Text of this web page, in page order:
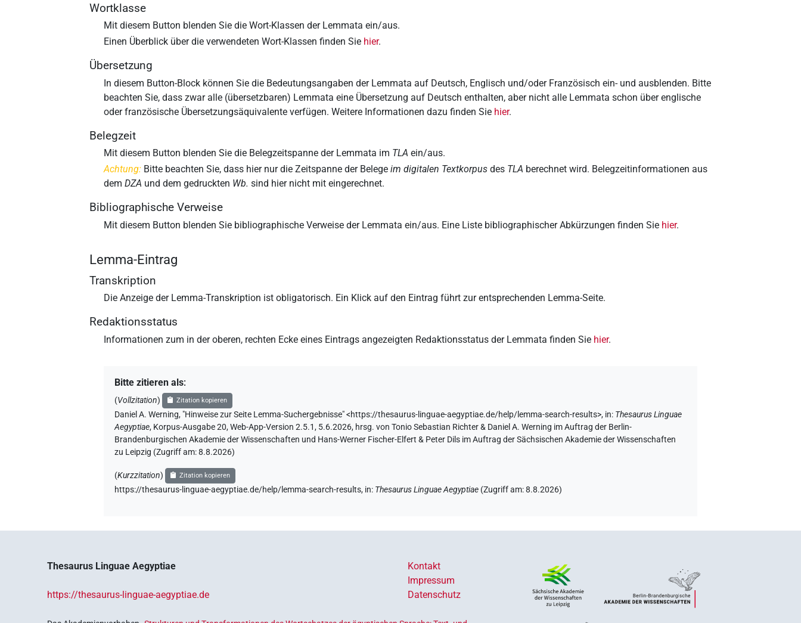
Wortklasse
Mit diesem Button blenden Sie die Wort-Klassen der Lemmata ein/aus.
Einen Überblick über die verwendeten Wort-Klassen finden Sie hier.
Übersetzung
In diesem Button-Block können Sie die Bedeutungsangaben der Lemmata auf Deutsch, Englisch und/oder Französisch ein- und ausblenden. Bitte
beachten Sie, dass zwar alle (übersetzbaren) Lemmata eine Übersetzung auf Deutsch enthalten, aber nicht alle Lemmata schon über englische
oder französische Übersetzungsäquivalente verfügen. Weitere Informationen dazu finden Sie hier.
Belegzeit
Mit diesem Button blenden Sie die Belegzeitspanne der Lemmata im TLA ein/aus.
Achtung: Bitte beachten Sie, dass hier nur die Zeitspanne der Belegeim digitalen Textkorpus des TLA berechnet wird. Belegzeitinformationen aus
demDZA und dem gedruckten Wb. sind hier nicht mit eingerechnet.
Bibliographische Verweise
Mit diesem Button blenden Sie bibliographische Verweise der Lemmata ein/aus. Eine Liste bibliographischer Abkürzungen finden Sie hier.
Lemma-Eintrag
Transkription
Die Anzeige der Lemma-Transkription ist obligatorisch. Ein Klick auf den Eintrag führt zur entsprechenden Lemma-Seite.
Redaktionsstatus
Informationen zum in der oberen, rechten Ecke eines Eintrags angezeigten Redaktionsstatus der Lemmata finden Sie hier.
Bitte zitieren als:
(Vollzitation) Zitation kopieren
Daniel A. Werning, "Hinweise zur Seite Lemma-Suchergebnisse"<https://thesaurus-linguae-aegyptiae.de/help/lemma-search-results>, in: Thesaurus Linguae
Aegyptiae, Korpus-Ausgabe 20, Web-App-Version 2.5.1, 5.6.2026, hrsg. von Tonio Sebastian Richter & Daniel A. Werning im Auftrag der Berlin-
Brandenburgischen Akademie der Wissenschaften und Hans-Werner Fischer-Elfert & Peter Dils im Auftrag der Sächsischen Akademie der Wissenschaften
zu Leipzig (Zugriff am:8.8.2026)
(Kurzzitation) Zitation kopieren
https://thesaurus-linguae-aegyptiae.de/help/lemma-search-results, in: Thesaurus Linguae Aegyptiae (Zugriff am:8.8.2026)
Thesaurus Linguae Aegyptiae
https://thesaurus-linguae-aegyptiae.de
Kontakt
Impressum
Datenschutz